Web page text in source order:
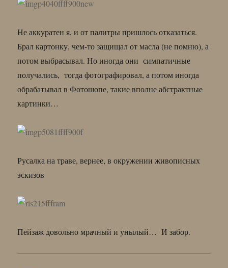
Не аккуратен я, и от палитры пришлось отказаться.
Брал картонку, чем-то защищал от масла (не помню), а
потом выбрасывал. Но иногда они симпатичные
получались, тогда фотографировал, а потом иногда
обрабатывал в Фотошопе, такие вполне абстрактные
картинки…
Русалка на траве, вернее, в окружении живописных
эскизов
Пейзаж довольно мрачный и унылый… И забор.